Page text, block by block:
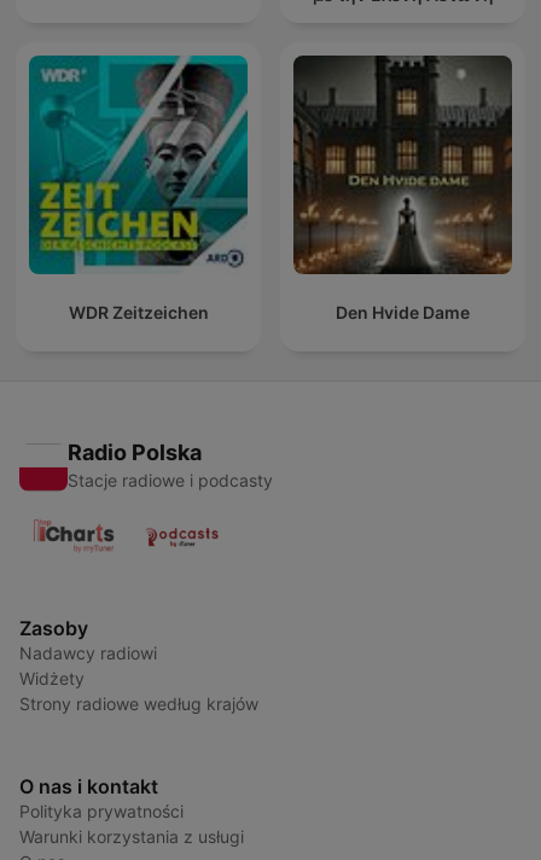
WDR Zeitzeichen Den Hvide Dame
Radio Polska
Stacje radiowe i podcasty
Zasoby
Nadawcy radiowi
Widżety
Strony radiowe według krajów
O nas i kontakt
Polityka prywatności
Warunki korzystania z usługi